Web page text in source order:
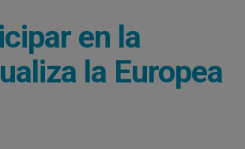
en la
la Europea